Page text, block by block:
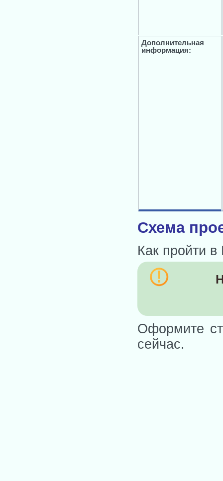
Дополнительная
информация:
Схема
Как пройти
Оформите
сейчас.